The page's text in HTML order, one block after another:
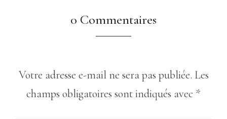
0 Commentaires
Votre adresse e-mail ne sera pas publiée. Les
champs obligatoires sont indiqués avec *